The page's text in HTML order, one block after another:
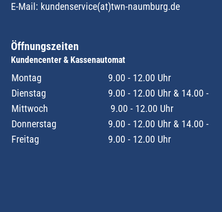
E-Mail: kundenservice(at)twn-naumburg.de
Öffnungszeiten
Kundencenter & Kassenautomat
Montag
9.00 - 12.00 Uhr
Dienstag
9.00 - 12.00 Uhr & 14.00 -
Mittwoch
9.00 - 12.00 Uhr
Donnerstag
9.00 - 12.00 Uhr & 14.00 -
Freitag
9.00 - 12.00 Uhr